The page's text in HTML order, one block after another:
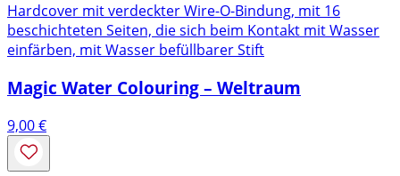
Hardcover mit verdeckter Wire-O-Bindung, mit 16
beschichteten Seiten, die sich beim Kontakt mit Wasser
einfärben, mit Wasser befüllbarer Stift
Magic Water Colouring – Weltraum
9,00€